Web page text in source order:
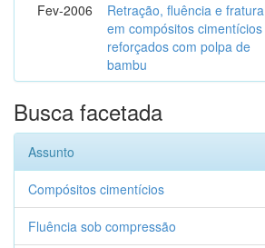
Fev-2006
Retração, fluência e fratura
em compósitos cimentícios
reforçados com polpa de
bambu
Busca facetada
Assunto
Compósitos cimentícios
Fluência sob compressão